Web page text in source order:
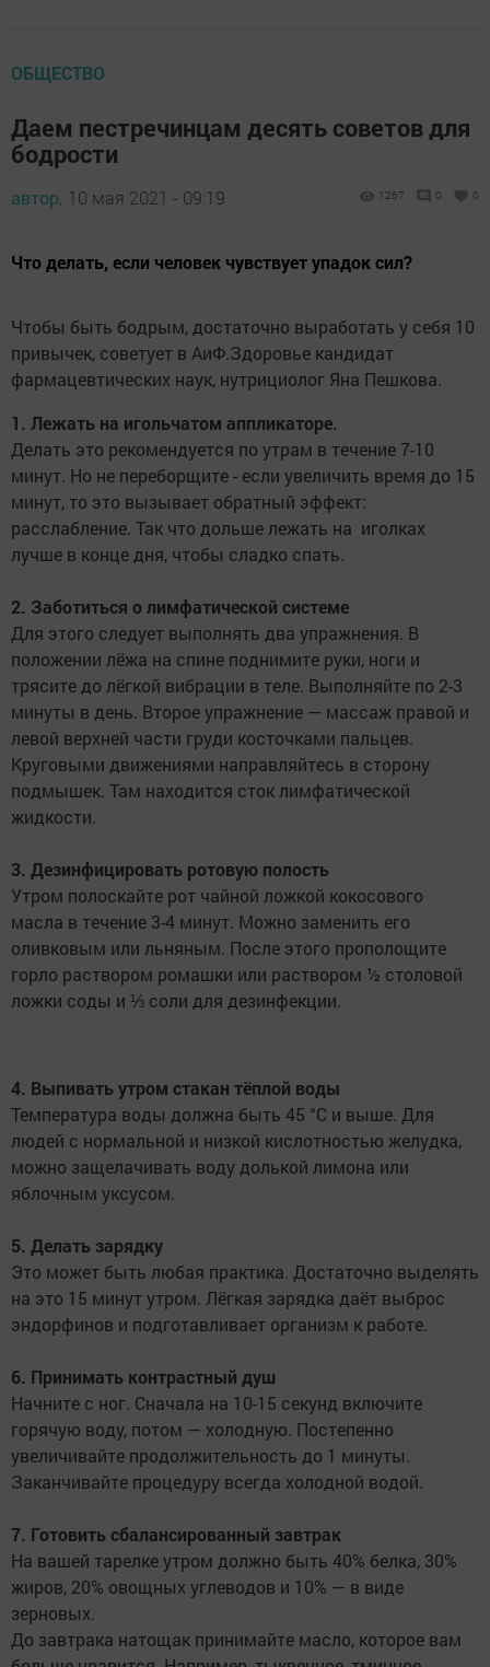
ОБЩЕСТВО
Даем пестречинцам десять советов для
бодрости
автор, 10 мая 2021 - 09:19 1267 0 0
Что делать, если человек чувствует упадок сил?
Чтобы быть бодрым, достаточно выработать у себя 10
привычек, советует в АиФ.Здоровье кандидат
фармацевтических наук, нутрициолог Яна Пешкова.
1. Лежать на игольчатом аппликаторе.
Делать это рекомендуется по утрам в течение 7-10
минут. Но не переборщите - если увеличить время до 15
минут, то это вызывает обратный эффект:
расслабление. Так что дольше лежать на иголках
лучше в конце дня, чтобы сладко спать.
2. Заботиться о лимфатической системе
Для этого следует выполнять два упражнения. В
положении лёжа на спине поднимите руки, ноги и
трясите до лёгкой вибрации в теле. Выполняйте по 2-3
минуты в день. Второе упражнение — массаж правой и
левой верхней части груди косточками пальцев.
Круговыми движениями направляйтесь в сторону
подмышек. Там находится сток лимфатической
жидкости.
3. Дезинфицировать ротовую полость
Утром полоскайте рот чайной ложкой кокосового
масла в течение 3-4 минут. Можно заменить его
оливковым или льняным. После этого прополощите
горло раствором ромашки или раствором ½ столовой
ложки соды и ⅓ соли для дезинфекции.
4. Выпивать утром стакан тёплой воды
Температура воды должна быть 45 °С и выше. Для
людей с нормальной и низкой кислотностью желудка,
можно защелачивать воду долькой лимона или
яблочным уксусом.
5. Делать зарядку
Это может быть любая практика. Достаточно выделять
на это 15 минут утром. Лёгкая зарядка даёт выброс
эндорфинов и подготавливает организм к работе.
6. Принимать контрастный душ
Начните с ног. Сначала на 10-15 секунд включите
горячую воду, потом — холодную. Постепенно
увеличивайте продолжительность до 1 минуты.
Заканчивайте процедуру всегда холодной водой.
7. Готовить сбалансированный завтрак
На вашей тарелке утром должно быть 40% белка, 30%
жиров, 20% овощных углеводов и 10% — в виде
зерновых.
До завтрака натощак принимайте масло, которое вам